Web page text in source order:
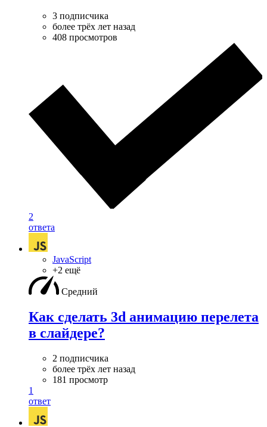
3 подписчика
более трёх лет назад
408 просмотров
2
ответа
JavaScript
+2 ещё
Средний
Как сделать 3d анимацию перелета
в слайдере?
2 подписчика
более трёх лет назад
181 просмотр
1
ответ